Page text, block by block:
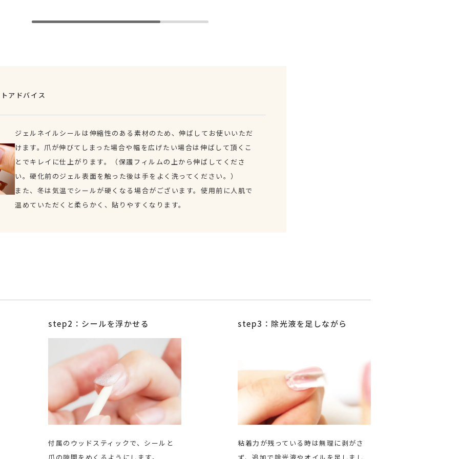
アドバイス
ジェルネイルシールは伸縮性のある素材のため、伸ばしてお使いいただ
けます。爪が伸びてしまった場合や幅を広げたい場合は伸ばして頂くこ
とでキレイに仕上がります。（保護フィルムの上から伸ばしてくださ
い。硬化前のジェル表面を触った後は手をよく洗ってください。）
また、冬は気温でシールが硬くなる場合がございます。使用前に人肌で
温めていただくと柔らかく、貼りやすくなります。
step2：シールを浮かせる
付属のウッドスティックで、シールと
爪の隙間をめくるようにします。
step3：除光液を足しながら
粘着力が残っている時は無理に剥がさ
ず、追加で除光液やオイルを足しまし